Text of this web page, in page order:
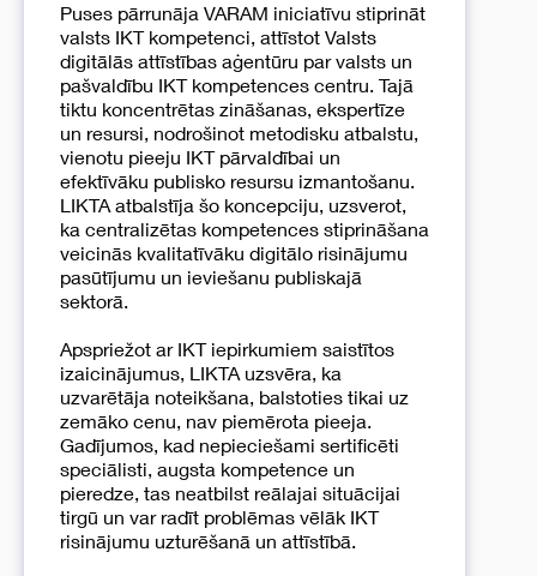
Puses pārrunāja VARAM iniciatīvu stiprināt
valsts IKT kompetenci, attīstot Valsts
digitālās attīstības aģentūru par valsts un
pašvaldību IKT kompetences centru. Tajā
tiktu koncentrētas zināšanas, ekspertīze
un resursi, nodrošinot metodisku atbalstu,
vienotu pieeju IKT pārvaldībai un
efektīvāku publisko resursu izmantošanu.
LIKTA atbalstīja šo koncepciju, uzsverot,
ka centralizētas kompetences stiprināšana
veicinās kvalitatīvāku digitālo risinājumu
pasūtījumu un ieviešanu publiskajā
sektorā.
Apspriežot ar IKT iepirkumiem saistītos
izaicinājumus, LIKTA uzsvēra, ka
uzvarētāja noteikšana, balstoties tikai uz
zemāko cenu, nav piemērota pieeja.
Gadījumos, kad nepieciešami sertificēti
speciālisti, augsta kompetence un
pieredze, tas neatbilst reālajai situācijai
tirgū un var radīt problēmas vēlāk IKT
risinājumu uzturēšanā un attīstībā.